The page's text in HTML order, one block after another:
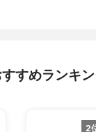
すめランキ
2